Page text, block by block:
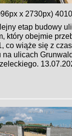
x 2730px)
etap budowy
który obejmie
co wiąże się z
ulicach